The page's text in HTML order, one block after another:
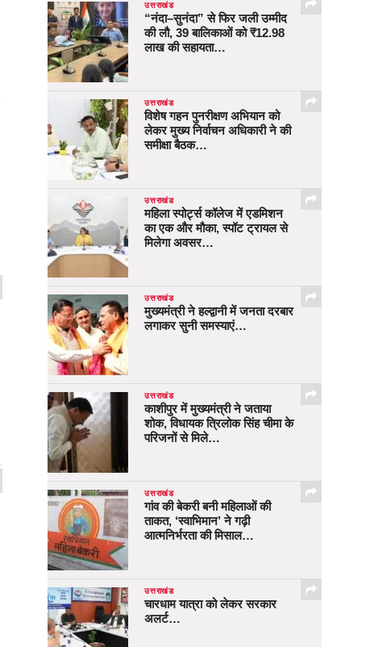
उत्तराखंड
“नंदा–सुनंदा” से फिर जली उम्मीद
की लौ, 39 बालिकाओं को ₹12.98
लाख की सहायता…
उत्तराखंड
विशेष गहन पुनरीक्षण अभियान को
लेकर मुख्य निर्वाचन अधिकारी ने की
समीक्षा बैठक…
उत्तराखंड
महिला स्पोर्ट्स कॉलेज में एडमिशन
का एक और मौका, स्पॉट ट्रायल से
मिलेगा अवसर…
उत्तराखंड
मुख्यमंत्री ने हल्द्वानी में जनता दरबार
लगाकर सुनी समस्याएं…
उत्तराखंड
काशीपुर में मुख्यमंत्री ने जताया
शोक, विधायक त्रिलोक सिंह चीमा के
परिजनों से मिले…
उत्तराखंड
गांव की बेकरी बनी महिलाओं की
ताकत, ‘स्वाभिमान’ ने गढ़ी
आत्मनिर्भरता की मिसाल…
उत्तराखंड
चारधाम यात्रा को लेकर सरकार
अलर्ट…